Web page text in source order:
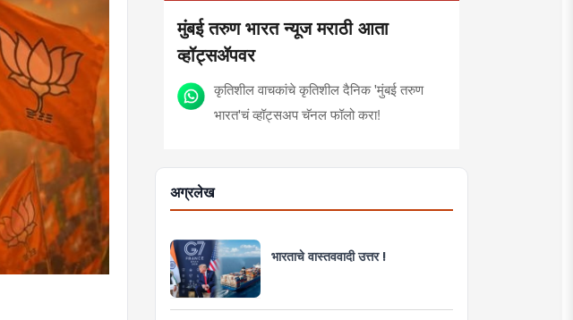
मुंबई तरुण भारत न्यूज मराठी आता
व्हॉट्सॲपवर
कृतिशील वाचकांचे कृतिशील दैनिक 'मुंबई तरुण
भारत'चं व्हॉट्सअप चॅनल फॉलो करा!
अग्रलेख
भारताचे वास्तववादी उत्तर !